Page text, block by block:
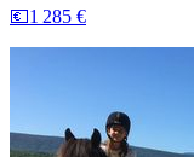
💶1 285 €